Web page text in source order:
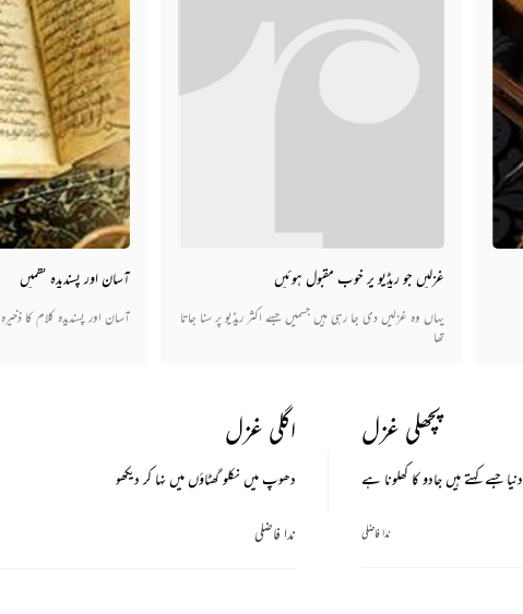
غزلیں جو ریڈیو پر خوب مقبول ہوئیں
یہاں وہ غزلیں دی جا رہی ہیں جسمیں جسے اکثر ریڈیو پر سنا جاتا
تھا
آسان اور پسندیدہ نظمیں
آسان اور پسندیدہ کلام کا ذخیرہ
اگلی غزل
دھوپ میں نکلو گھٹاؤں میں نہا کر دیکھو
ندا فاضلی
پچھلی غزل
دنیا جسے کہتے ہیں جادو کا کھلونا ہے
ندا فاضلی